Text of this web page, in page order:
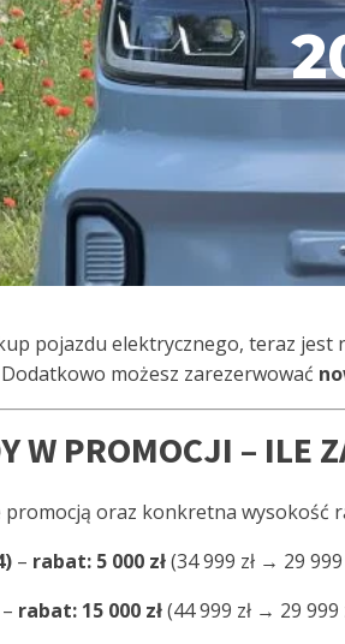
pojazdu elektrycznego, teraz jest
możesz zarezerwować
W PROMOCJI – ILE
oraz konkretna wysokość
– rabat: 5 000 zł(34 999 zł → 29 999
– rabat: 15 000 zł(44 999 zł → 29 999